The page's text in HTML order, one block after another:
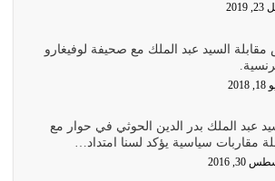
هو الإعراض عن ذكر الله وعن هدى الله
الكريم
كانوا أكثر ولاءً وطاعة للشيطان كلما كانوا
السيد عبد الملك مع صحيفة لوفيغارو
عبد الملك بدر الدين الحوثي في حوار مع
مقاربات سياسية يؤكد لسنا امتداد…
30, 2016